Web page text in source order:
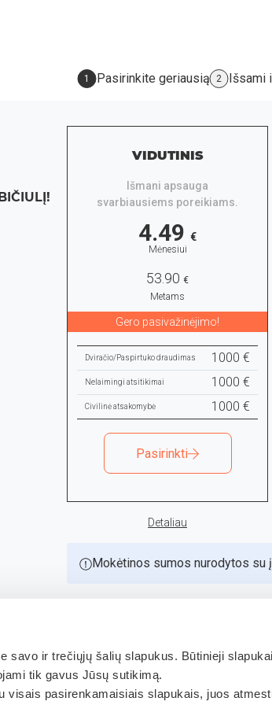
savo ir trečiųjų šalių slapukus. Būtinieji
tik gavus Jūsų sutikimą.
visais pasirenkamaisiais slapukais, juos
1 Pasirinkite geriausią 2 Išsami
VIDUTINIS
Išmani apsauga
svarbiausiems poreikiams.
4.49 €
Mėnesiui
53.90 €
Metams
Gero pasivažinėjimo!
Dviračio/Paspirtuko draudimas 1000 €
Nelaimingi atsitikimai 1000 €
Civilinė atsakomybė 1000 €
Pasirinkti
Detaliau
Mokėtinos sumos nurodytos su